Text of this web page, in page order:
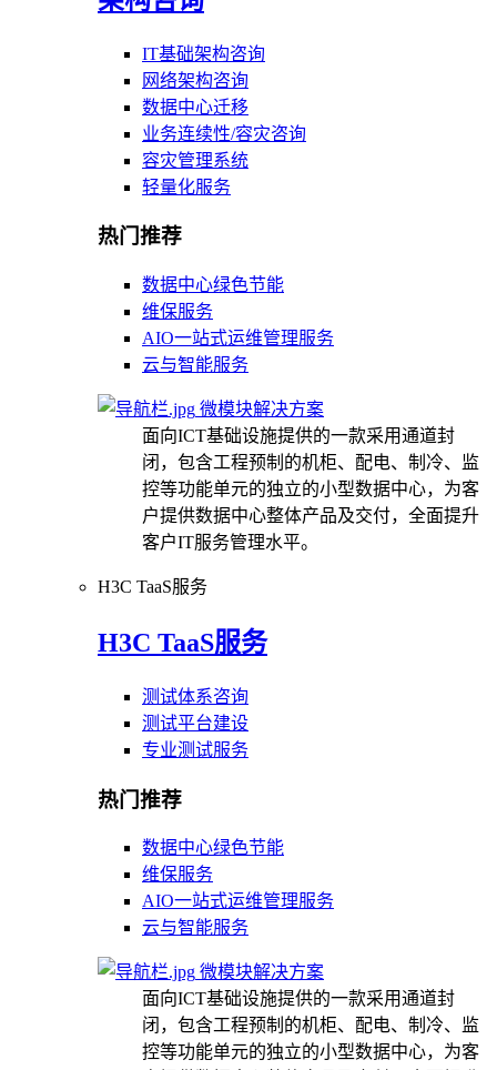
IT基础架构咨询
网络架构咨询
数据中心迁移
业务连续性/容灾咨询
容灾管理系统
轻量化服务
热门推荐
数据中心绿色节能
维保服务
AIO一站式运维管理服务
云与智能服务
微模块解决方案
面向ICT基础设施提供的一款采用通道封
闭，包含工程预制的机柜、配电、制冷、监
控等功能单元的独立的小型数据中心，为客
户提供数据中心整体产品及交付，全面提升
客户IT服务管理水平。
H3C TaaS服务
H3C TaaS服务
测试体系咨询
测试平台建设
专业测试服务
热门推荐
数据中心绿色节能
维保服务
AIO一站式运维管理服务
云与智能服务
微模块解决方案
面向ICT基础设施提供的一款采用通道封
闭，包含工程预制的机柜、配电、制冷、监
控等功能单元的独立的小型数据中心，为客